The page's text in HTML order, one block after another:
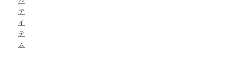
ア
イ
テ
ム